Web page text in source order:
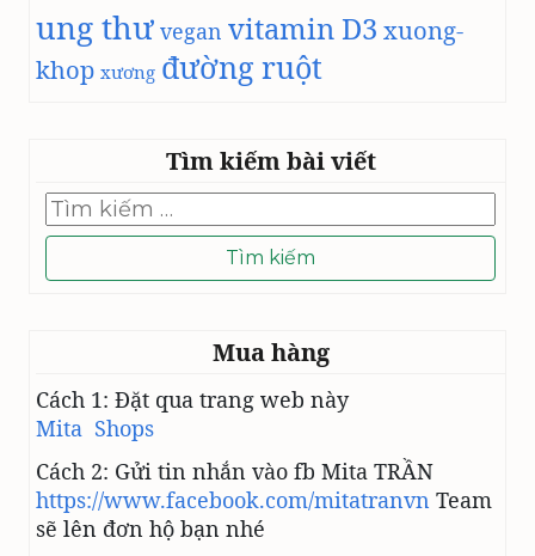
N
N
G
T
H
5
K
á
4
ung thư vegan vitamin D3 xuong-
khop xương đường ruột
Tìm kiếm bài viết
Tìm
kiếm
cho:
Mua hàng
Cách 1: Đặt qua trang web này
Mita Shops
Cách 2: Gửi tin nhắn vào fb Mita TRẦN
https://www.facebook.com/mitatranvn Team
sẽ lên đơn hộ bạn nhé